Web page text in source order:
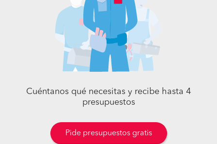
Cuéntanos qué necesitas y recibe hasta 4
presupuestos
Pide presupuestos gratis